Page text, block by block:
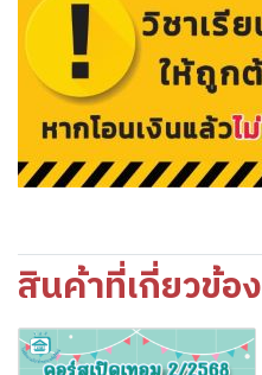
สินค้าที่เกี่ยวข้อง